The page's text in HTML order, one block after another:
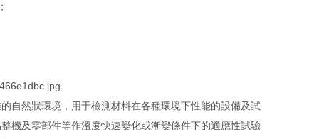
然狀環境，用于檢測材料在各種環境下性能的設備及試
機及零部件等作溫度快速變化或漸變條件下的適應性試驗